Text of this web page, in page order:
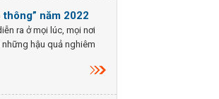
năm 2022
ra ở mọi lúc, mọi nơi
hậu quả nghiêm